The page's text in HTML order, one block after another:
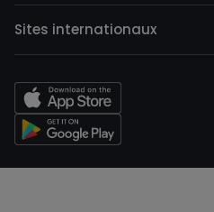
Sites internationaux